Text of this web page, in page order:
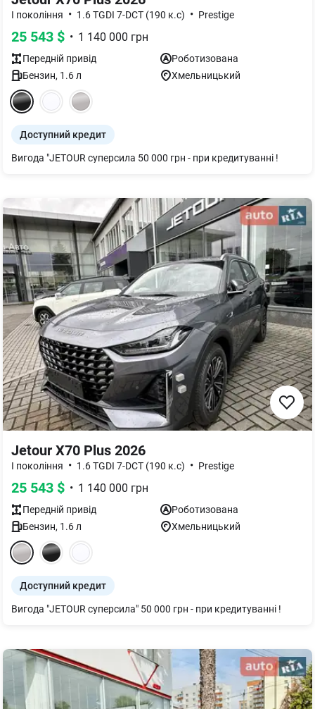
I покоління • 1.6 TGDI 7-DCT (190 к.с) • Prestige
25 543 $ • 1 140 000 грн
Передній привід
Роботизована
Бензин, 1.6л Хмельницький
Доступний кредит
Вигода "JETOUR суперсила 50 000 грн - при кредитуванні !
Jetour X70 Plus 2026
I покоління • 1.6 TGDI 7-DCT (190 к.с) • Prestige
25 543 $ • 1 140 000 грн
Передній привід
Роботизована
Бензин, 1.6л Хмельницький
Доступний кредит
Вигода "JETOUR суперсила" 50 000 грн - при кредитуванні !